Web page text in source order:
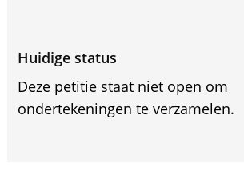
Huidige status
Deze petitie staat niet open om
ondertekeningen te verzamelen.